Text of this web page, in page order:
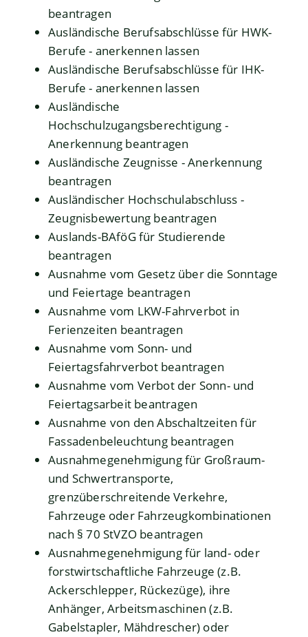
beantragen
Ausländische Berufsabschlüsse für HWK-
Berufe - anerkennen lassen
Ausländische Berufsabschlüsse für IHK-
Berufe - anerkennen lassen
Ausländische
Hochschulzugangsberechtigung -
Anerkennung beantragen
Ausländische Zeugnisse - Anerkennung
beantragen
Ausländischer Hochschulabschluss -
Zeugnisbewertung beantragen
Auslands-BAföG für Studierende
beantragen
Ausnahme vom Gesetz über die Sonntage
und Feiertage beantragen
Ausnahme vom LKW-Fahrverbot in
Ferienzeiten beantragen
Ausnahme vom Sonn- und
Feiertagsfahrverbot beantragen
Ausnahme vom Verbot der Sonn- und
Feiertagsarbeit beantragen
Ausnahme von den Abschaltzeiten für
Fassadenbeleuchtung beantragen
Ausnahmegenehmigung für Großraum-
und Schwertransporte,
grenzüberschreitende Verkehre,
Fahrzeuge oder Fahrzeugkombinationen
nach § 70 StVZO beantragen
Ausnahmegenehmigung für land- oder
forstwirtschaftliche Fahrzeuge (z.B.
Ackerschlepper, Rückezüge), ihre
Anhänger, Arbeitsmaschinen (z.B.
Gabelstapler, Mähdrescher) oder